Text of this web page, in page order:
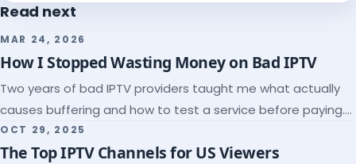
Read next
MAR 24, 2026
How I Stopped Wasting Money on Bad IPTV
Two years of bad IPTV providers taught me what actually
causes buffering and how to test a service before paying.
Here's the checklist I wish I'd had.
OCT 29, 2025
The Top IPTV Channels for US Viewers